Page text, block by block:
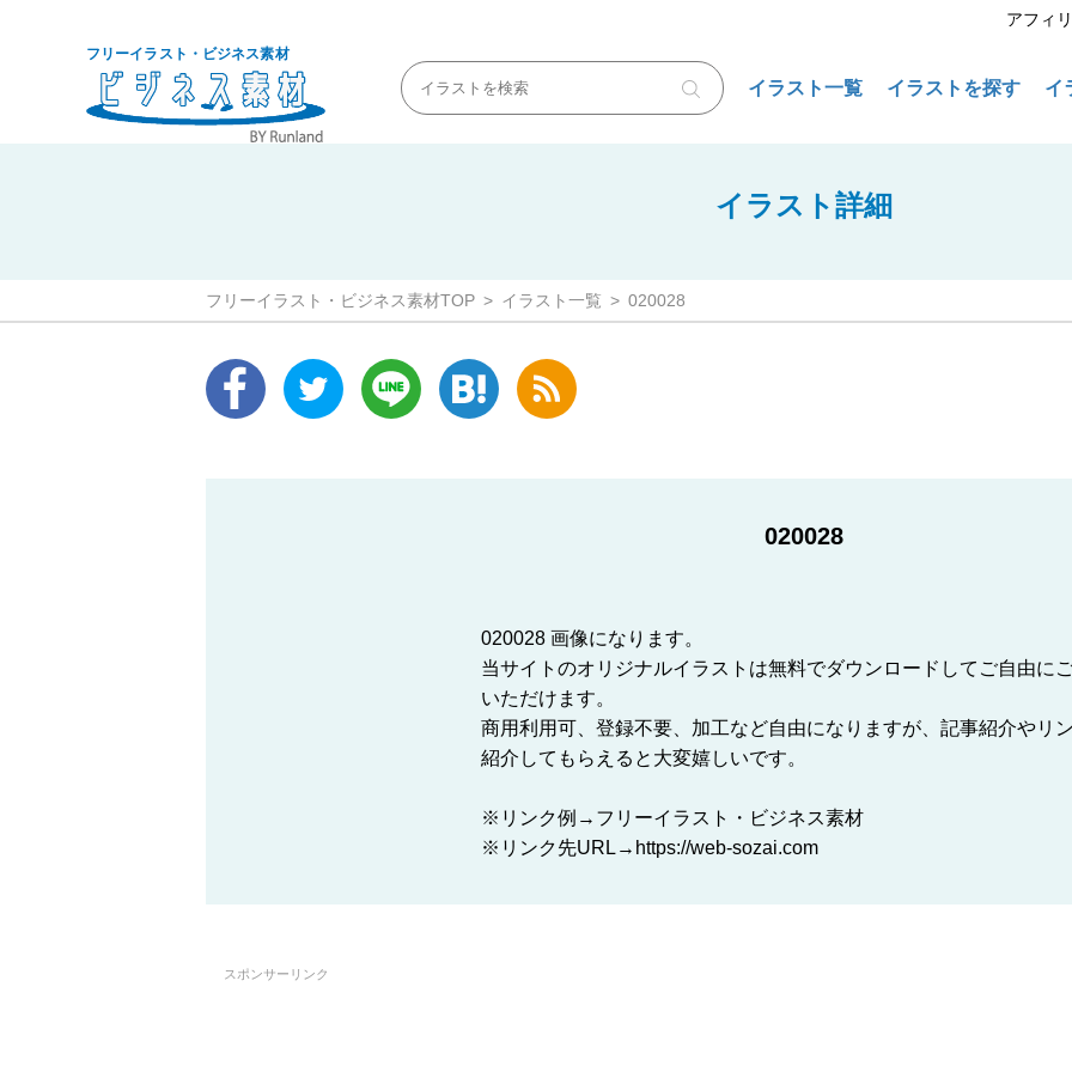
アフィ
フリーイラスト・ビジネス素材
イラスト一覧 イラストを探す イ
イラスト詳細
フリーイラスト・ビジネス素材TOP イラスト一覧 020028
020028
020028 画像になります。
当サイトのオリジナルイラストは無料でダウンロードしてご自由に
いただけます。
商用利用可、登録不要、加工など自由になりますが、記事紹介やリ
紹介してもらえると大変嬉しいです。
※リンク例→フリーイラスト・ビジネス素材
※リンク先URL→https://web-sozai.com
スポンサーリンク